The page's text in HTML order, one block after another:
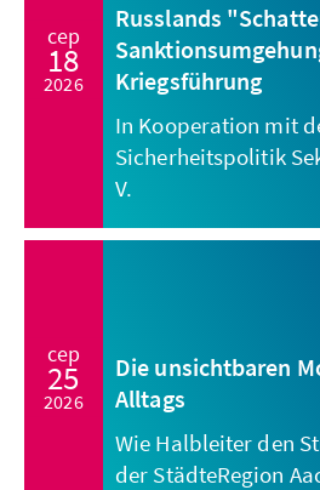
сер
18
2026
Russlands
Kriegsführung
In Kooperation mit
Sicherheitspolitik
V.
сер
25
2026
Die unsichtbaren
Alltags
Wie Halbleiter den
der StädteRegion